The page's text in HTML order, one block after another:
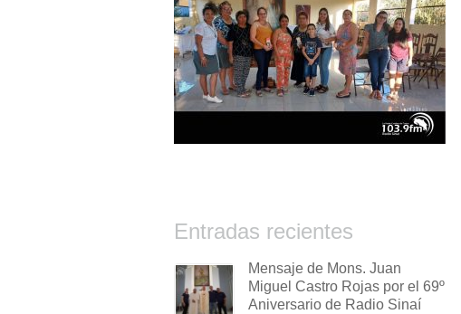
Entradas recientes
Mensaje de Mons. Juan
Miguel Castro Rojas por el 69º
Aniversario de Radio Sinaí